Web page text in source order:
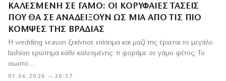
ΚΑΛΕΣΜΈΝΗ ΣΕ ΓΆΜΟ: ΟΙ ΚΟΡΥΦΑΊΕΣ ΤΆΣΕΙΣ
ΠΟΥ ΘΑ ΣΕ ΑΝΑΔΕΊΞΟΥΝ ΩΣ ΜΊΑ ΑΠΌ ΤΙΣ ΠΙΟ
ΚΟΜΨΈΣ ΤΗΣ ΒΡΑΔΙΆΣ
01.06.2026 — 20:57
Η wedding season ξεκίνησε επίσημα και μαζί της έρχεται το μεγάλο
fashion ερώτημα κάθε καλεσμένης: τι φοράμε σε γάμο φέτος; Το
σωστό…